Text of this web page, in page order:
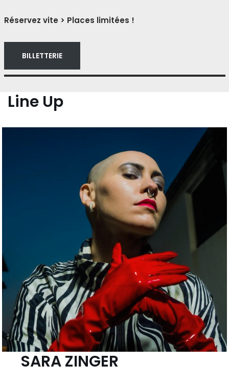
Réservez vite > Places limitées !
BILLETTERIE
Line Up
SARA ZINGER